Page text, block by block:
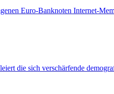
Euro-Banknoten Internet-
die sich verschärfende